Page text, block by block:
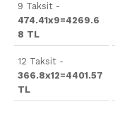
9 Taksit -
474.41x9=4269.6
8 TL
12 Taksit -
366.8x12=4401.57
TL